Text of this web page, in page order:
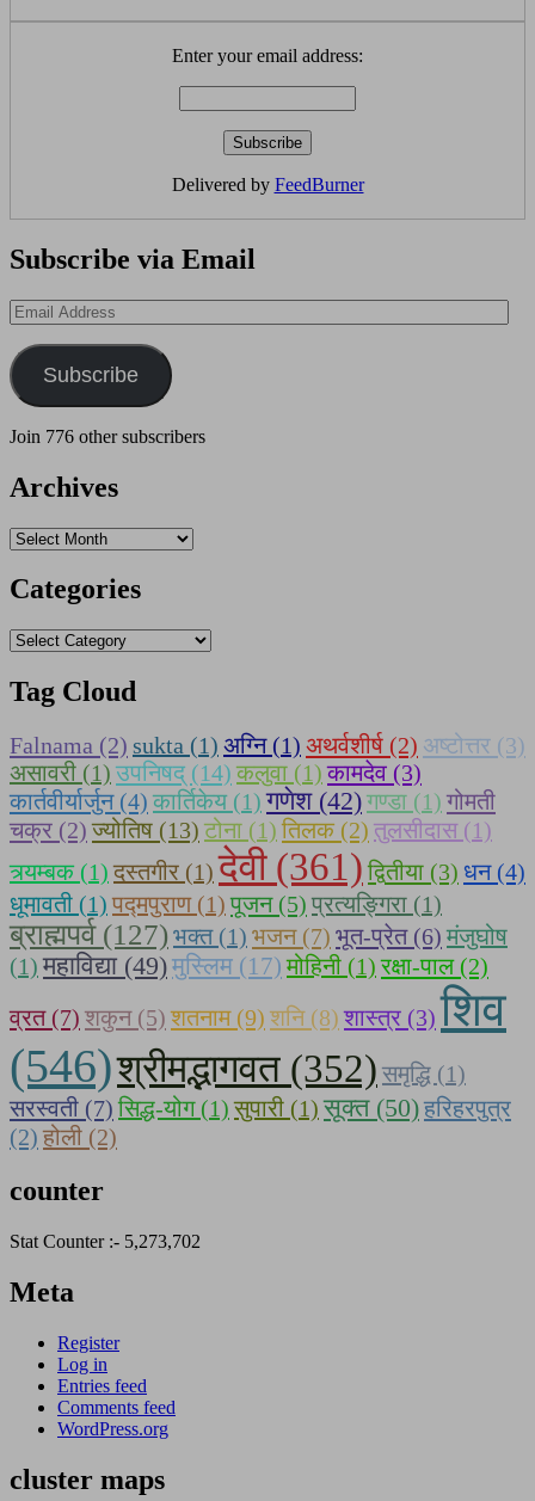
Enter your email address:
Delivered by FeedBurner
Subscribe via Email
Email
Address
Subscribe
Join 776 other subscribers
Archives
Archives
Categories
Categories
Tag Cloud
Falnama (2) sukta (1) अग्नि (1) अथर्वशीर्ष (2) अष्टोत्तर (3)
असावरी (1) उपनिषद् (14) कलुवा (1) कामदेव (3)
कार्तवीर्यार्जुन (4) कार्तिकेय (1) गणेश (42)गण्डा (1) गोमती
चक्र (2) ज्योतिष (13) टोना (1) तिलक (2) तुलसीदास (1)
त्र्यम्बक (1) दस्तगीर (1) देवी (361) द्वितीया (3) धन (4)
धूमावती (1) पद्मपुराण (1) पूजन (5) प्रत्यङ्गिरा (1)
ब्राह्मपर्व (127) भक्त (1) भजन (7) भूत-प्रेत (6) मंजुघोष
(1) महाविद्या (49)मुस्लिम (17) मोहिनी (1) रक्षा-पाल (2)
व्रत (7) शकुन (5) शतनाम (9) शनि (8) शास्त्र (3) शिव
(546)श्रीमद्भागवत (352) समृद्धि (1)
सरस्वती (7) सिद्ध-योग (1) सुपारी (1) सूक्त (50)हरिहरपुत्र
(2) होली (2)
counter
Stat Counter :- 5,273,702
Meta
Register
Log in
Entries feed
Comments feed
WordPress.org
cluster maps